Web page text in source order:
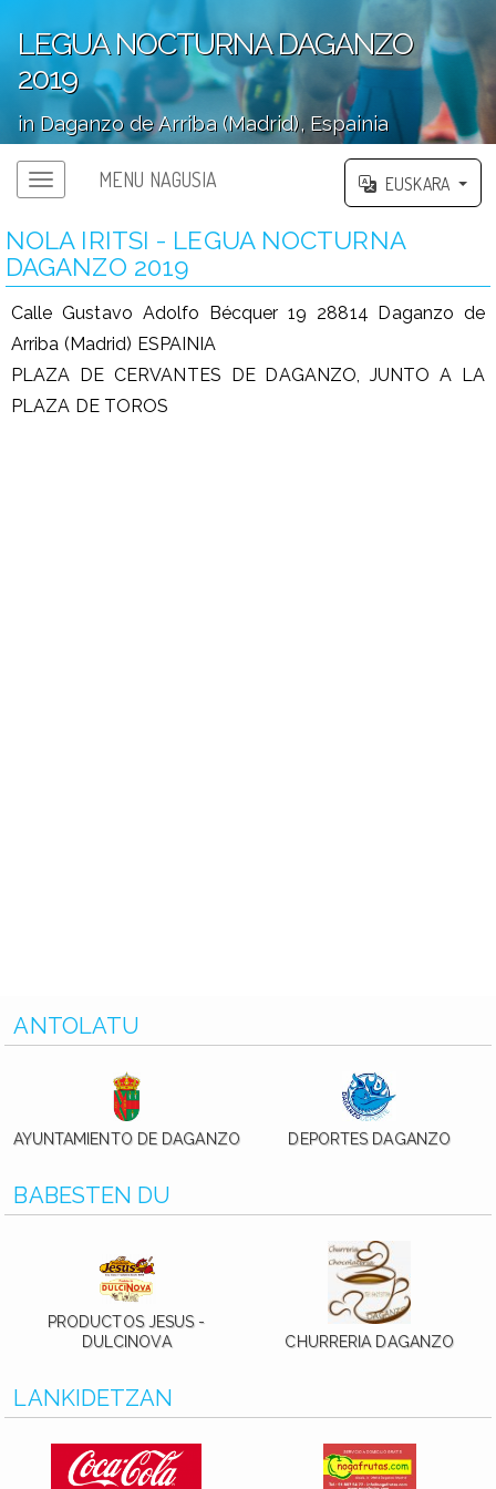
LEGUA NOCTURNA DAGANZO
2019
in Daganzo de Arriba (Madrid), Espainia
MENU NAGUSIA EUSKARA
NOLA IRITSI - LEGUA NOCTURNA
DAGANZO 2019
Calle Gustavo Adolfo Bécquer 19 28814 Daganzo de
Arriba (Madrid) ESPAINIA
PLAZA DE CERVANTES DE DAGANZO, JUNTO A LA
PLAZA DE TOROS
ANTOLATU
AYUNTAMIENTO DE DAGANZO DEPORTES DAGANZO
BABESTEN DU
PRODUCTOS JESUS -
DULCINOVA
CHURRERIA DAGANZO
LANKIDETZAN